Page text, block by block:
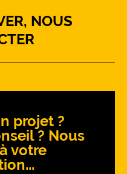
NOUS
projet ?
? Nous
votre